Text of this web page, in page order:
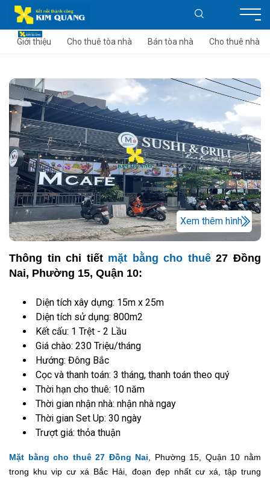
Giới thiệu Cho thuê tòa nhà Bán tòa nhà Cho thuê nhà
Xem thêm hình
Thông tin chi tiết mặt bằng cho thuê27 Đồng
Nai, Phường 15, Quận 10:
Diện tích xây dựng: 15m x 25m
Diện tích sử dụng: 800m2
Kết cấu: 1 Trệt - 2 Lầu
Giá chào: 230 Triệu/tháng
Hướng: Đông Bắc
Cọc và thanh toán: 3 tháng, thanh toán theo quý
Thời hạn cho thuê: 10 năm
Thời gian nhận nhà: nhận nhà ngay
Thời gian Set Up: 30 ngày
Trượt giá: thỏa thuận
Mặt bằng cho thuê 27 Đồng Nai , Phường 15, Quận 10 nằm
trong khu vip cư xá Bắc Hải, đoạn đẹp nhất cư xá, tập trung